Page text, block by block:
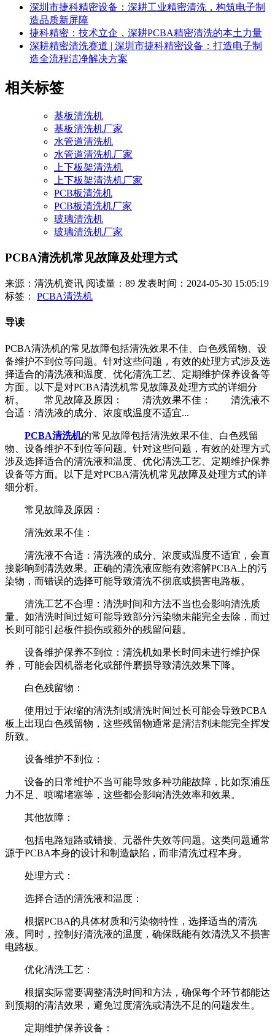
深圳市捷科精密设备：深耕工业精密清洗，构筑电子制
造品质新屏障
捷科精密：技术立企，深耕PCBA精密清洗的本土力量
深耕精密清洗赛道 | 深圳市捷科精密设备：打造电子制
造全流程洁净解决方案
相关标签
基板清洗机
基板清洗机厂家
水管道清洗机
水管道清洗机厂家
上下板架清洗机
上下板架清洗机厂家
PCB板清洗机
PCB板清洗机厂家
玻璃清洗机
玻璃清洗机厂家
PCBA清洗机常见故障及处理方式
来源：清洗机资讯 阅读量：89 发表时间：2024-05-30 15:05:19
标签： PCBA清洗机
导读
PCBA清洗机的常见故障包括清洗效果不佳、白色残留物、设
备维护不到位等问题。针对这些问题，有效的处理方式涉及选
择适合的清洗液和温度、优化清洗工艺、定期维护保养设备等
方面。以下是对PCBA清洗机常见故障及处理方式的详细分
析。 常见故障及原因： 清洗效果不佳： 清洗液不
合适：清洗液的成分、浓度或温度不适宜...
PCBA清洗机的常见故障包括清洗效果不佳、白色残留
物、设备维护不到位等问题。针对这些问题，有效的处理方式
涉及选择适合的清洗液和温度、优化清洗工艺、定期维护保养
设备等方面。以下是对PCBA清洗机常见故障及处理方式的详
细分析。
常见故障及原因：
清洗效果不佳：
清洗液不合适：清洗液的成分、浓度或温度不适宜，会直
接影响到清洗效果。正确的清洗液应能有效溶解PCBA上的污
染物，而错误的选择可能导致清洗不彻底或损害电路板。
清洗工艺不合理：清洗时间和方法不当也会影响清洗质
量。如清洗时间过短可能导致部分污染物未能完全去除，而过
长则可能引起板件损伤或额外的残留问题。
设备维护保养不到位：清洗机如果长时间未进行维护保
养，可能会因机器老化或部件磨损导致清洗效果下降。
白色残留物：
使用过于浓缩的清洗剂或清洗时间过长可能会导致PCBA
板上出现白色残留物，这些残留物通常是清洁剂未能完全挥发
所致。
设备维护不到位：
设备的日常维护不当可能导致多种功能故障，比如泵浦压
力不足、喷嘴堵塞等，这些都会影响清洗效率和效果。
其他故障：
包括电路短路或错接、元器件失效等问题。这类问题通常
源于PCBA本身的设计和制造缺陷，而非清洗过程本身。
处理方式：
选择合适的清洗液和温度：
根据PCBA的具体材质和污染物特性，选择适当的清洗
液。同时，控制好清洗液的温度，确保既能有效清洗又不损害
电路板。
优化清洗工艺：
根据实际需要调整清洗时间和方法，确保每个环节都能达
到预期的清洁效果，避免过度清洗或清洗不足的问题发生。
定期维护保养设备：